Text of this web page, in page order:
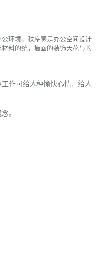
环境。秩序感是办公空间设计
料的统，墙面的装饰天花与的
作可给人种愉快心情，给人
。